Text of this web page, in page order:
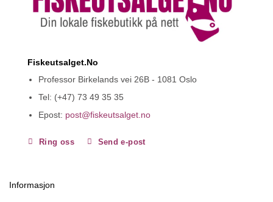
Fiskeutsalget.No
Professor Birkelands vei 26B - 1081 Oslo
Tel: (+47) 73 49 35 35
Epost: post@fiskeutsalget.no
Ring oss Send e-post
Informasjon